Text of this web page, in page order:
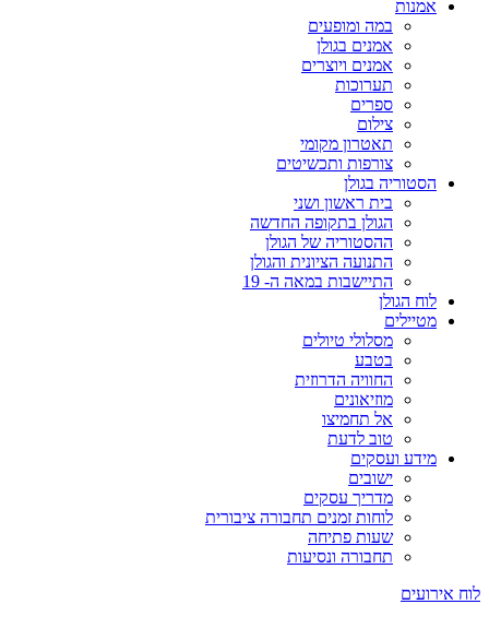
אמנות
במה ומופעים
אמנים בגולן
אמנים ויוצרים
תערוכות
ספרים
צילום
תאטרון מקומי
צורפות ותכשיטים
הסטוריה בגולן
בית ראשון ושני
הגולן בתקופה החדשה
ההסטוריה של הגולן
התנועה הציונית והגולן
התיישבות במאה ה- 19
לוח הגולן
מטיילים
מסלולי טיולים
בטבע
החוויה הדרוזית
מוזיאונים
אל תחמיצו
טוב לדעת
מידע ועסקים
ישובים
מדריך עסקים
לוחות זמנים תחבורה ציבורית
שעות פתיחה
תחבורה ונסיעות
לוח אירועים